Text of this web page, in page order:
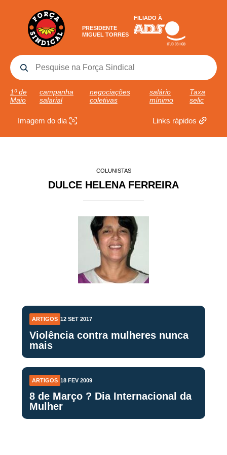
PRESIDENTE
MIGUEL TORRES
FILIADO À
1º de
Maio
campanha
salarial
negociações
coletivas
salário
mínimo
Taxa
selic
Imagem do dia Links rápidos
COLUNISTAS
DULCE HELENA FERREIRA
ARTIGOS 12 SET 2017
Violência contra mulheres nunca
mais
ARTIGOS 18 FEV 2009
8 de Março ? Dia Internacional da
Mulher